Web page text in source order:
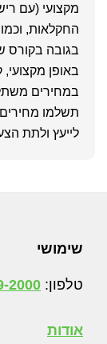
מקצועי (עם
החקלאות,
בגובה בקורס
באופן
במחירים
תשלמו
לייעץ ולתת
Footer
שימושי
טלפון: 2000
אודות